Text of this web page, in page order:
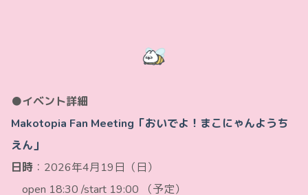
●イベント詳細
Makotopia Fan Meeting「おいでよ！まこにゃんようち
えん」
日時 ：2026年4月19日（日）
open 18:30 /start 19:00
（予定）